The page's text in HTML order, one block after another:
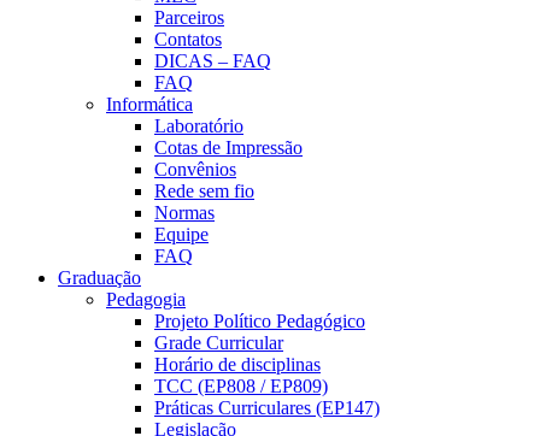
Parceiros
Contatos
DICAS – FAQ
FAQ
Informática
Laboratório
Cotas de Impressão
Convênios
Rede sem fio
Normas
Equipe
FAQ
Graduação
Pedagogia
Projeto Político Pedagógico
Grade Curricular
Horário de disciplinas
TCC (EP808 / EP809)
Práticas Curriculares (EP147)
Legislação